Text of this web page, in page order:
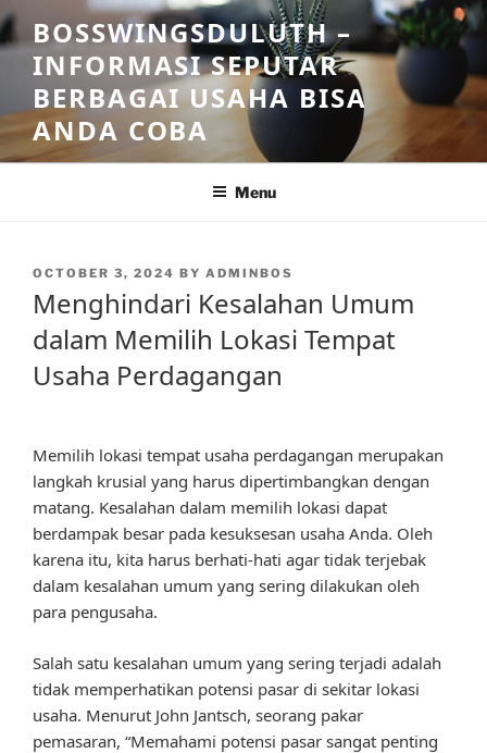
Skip
to
content
BOSSWINGSDULUTH –
INFORMASI SEPUTAR
BERBAGAI USAHA BISA
ANDA COBA
Menu
POSTED
OCTOBER 3, 2024 BY ADMINBOS
Menghindari Kesalahan Umum
dalam Memilih Lokasi Tempat
Usaha Perdagangan
Memilih lokasi tempat usaha perdagangan merupakan
langkah krusial yang harus dipertimbangkan dengan
matang. Kesalahan dalam memilih lokasi dapat
berdampak besar pada kesuksesan usaha Anda. Oleh
karena itu, kita harus berhati-hati agar tidak terjebak
dalam kesalahan umum yang sering dilakukan oleh
para pengusaha.
Salah satu kesalahan umum yang sering terjadi adalah
tidak memperhatikan potensi pasar di sekitar lokasi
usaha. Menurut John Jantsch, seorang pakar
pemasaran, “Memahami potensi pasar sangat penting